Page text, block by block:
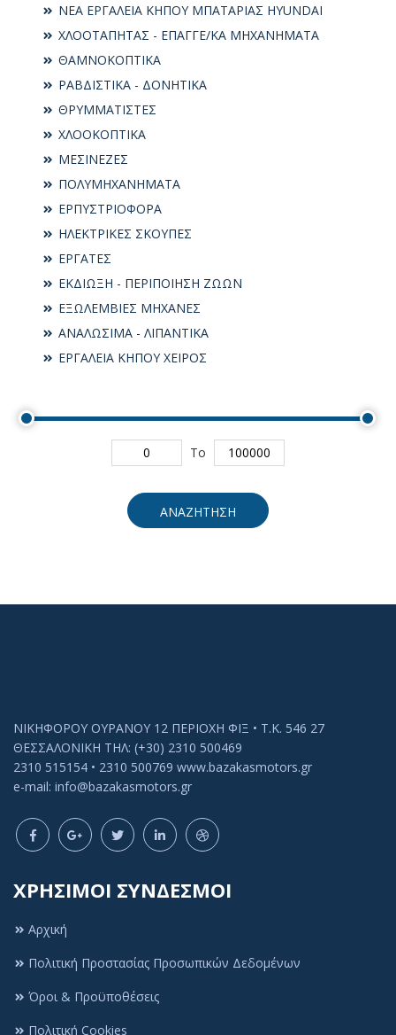
ΝΕΑ ΕΡΓΑΛΕΙΑ ΚΗΠΟΥ ΜΠΑΤΑΡΙΑΣ HYUNDAI
ΧΛΟΟΤΑΠΗΤΑΣ - ΕΠΑΓΓΕ/ΚΑ ΜΗΧΑΝΗΜΑΤΑ
ΘΑΜΝΟΚΟΠΤΙΚΑ
ΡΑΒΔΙΣΤΙΚΑ - ΔΟΝΗΤΙΚΑ
ΘΡΥΜΜΑΤΙΣΤΕΣ
ΧΛΟΟΚΟΠΤΙΚΑ
ΜΕΣΙΝΕΖΕΣ
ΠΟΛΥΜΗΧΑΝΗΜΑΤΑ
ΕΡΠΥΣΤΡΙΟΦΟΡΑ
ΗΛΕΚΤΡΙΚΕΣ ΣΚΟΥΠΕΣ
ΕΡΓΑΤΕΣ
ΕΚΔΙΩΞΗ - ΠΕΡΙΠΟΙΗΣΗ ΖΩΩΝ
ΕΞΩΛΕΜΒΙΕΣ ΜΗΧΑΝΕΣ
ΑΝΑΛΩΣΙΜΑ - ΛΙΠΑΝΤΙΚΑ
ΕΡΓΑΛΕΙΑ ΚΗΠΟΥ ΧΕΙΡΟΣ
To
ΑΝΑΖΗΤΗΣΗ
Πολιτική Cookies
ΝΙΚΗΦΟΡΟΥ ΟΥΡΑΝΟΥ 12 ΠΕΡΙΟΧΗ ΦΙΞ • Τ.Κ. 546 27
ΘΕΣΣΑΛΟΝΙΚΗ ΤΗΛ: (+30) 2310 500469
2310 515154 • 2310 500769 www.bazakasmotors.gr
e-mail: info@bazakasmotors.gr
ΧΡΗΣΙΜΟΙ ΣΥΝΔΕΣΜΟΙ
Αρχική
Πολιτική Προστασίας Προσωπικών Δεδομένων
Όροι & Προϋποθέσεις
Πολιτική Cookies